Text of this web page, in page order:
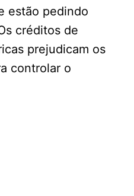
estão pedindo
créditos de
prejudicam os
controlar o